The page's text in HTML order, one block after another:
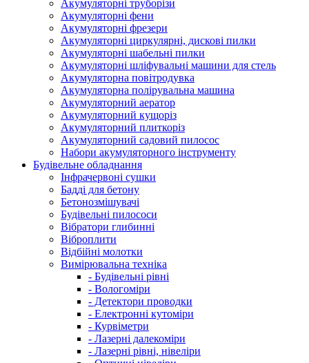
Акумуляторні труборізи
Акумуляторні фени
Акумуляторні фрезери
Акумуляторні циркулярні, дискові пилки
Акумуляторні шабельні пилки
Акумуляторні шліфувальні машини для стель
Акумуляторна повітродувка
Акумуляторна полірувальна машина
Акумуляторний аератор
Акумуляторний кущоріз
Акумуляторний плиткоріз
Акумуляторний садовий пилосос
Набори акумуляторного інструменту
Будівельне обладнання
Інфрачервоні сушки
Бадді для бетону
Бетонозмішувачі
Будівельні пилососи
Вібратори глибинні
Віброплити
Відбійні молотки
Вимірювальна техніка
- Будівельні рівні
- Вологоміри
- Детектори проводки
- Електронні кутоміри
- Курвіметри
- Лазерні далекоміри
- Лазерні рівні, нівеліри